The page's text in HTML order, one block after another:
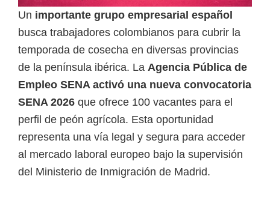
e
c
u
r
s
o
s
v
i
r
Un importante grupo empresarial español
busca trabajadores colombianos para cubrir la
temporada de cosecha en diversas provincias
de la península ibérica. La Agencia Pública de
Empleo SENA activó una nueva convocatoria
SENA 2026 que ofrece 100 vacantes para el
perfil de peón agrícola. Esta oportunidad
representa una vía legal y segura para acceder
al mercado laboral europeo bajo la supervisión
del Ministerio de Inmigración de Madrid.